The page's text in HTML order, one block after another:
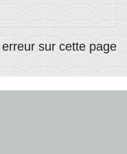
sur cette page